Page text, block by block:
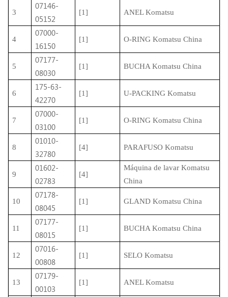
3
07146-
05152
[1] ANEL Komatsu
4
07000-
16150
[1] O-RING Komatsu China
5
07177-
08030
[1] BUCHA Komatsu China
6
175-63-
42270
[1] U-PACKING Komatsu
7
07000-
03100
[1] O-RING Komatsu China
8
01010-
32780
[4] PARAFUSO Komatsu
9
01602-
02783
[4]
Máquina de lavar Komatsu
China
10
07178-
08045
[1] GLAND Komatsu China
11
07177-
08015
[1] BUCHA Komatsu China
12
07016-
00808
[1] SELO Komatsu
13
07179-
00103
[1] ANEL Komatsu